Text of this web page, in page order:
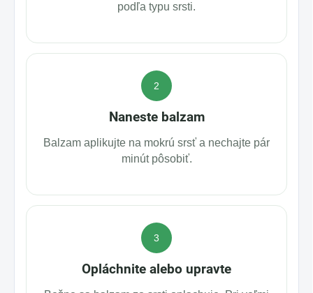
podľa typu srsti.
2
Naneste balzam
Balzam aplikujte na mokrú srsť a nechajte pár
minút pôsobiť.
3
Opláchnite alebo upravte